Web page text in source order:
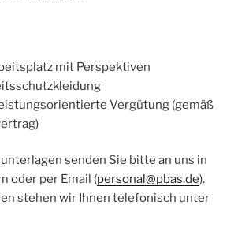
mit Perspektiven
Vergütung (gemäß
senden Sie bitte an uns in
oder per Email (personal@pbas.de).
stehen wir Ihnen telefonisch unter